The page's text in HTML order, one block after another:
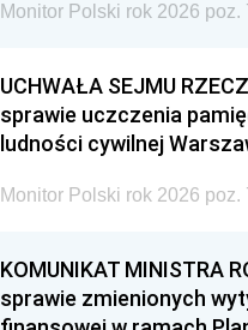
Monitor Polski rok 2026 poz.
UCHWAŁA SEJMU
sprawie uczczenia
ludności cywilnej
Monitor Polski rok 2026 poz.
KOMUNIKAT MINISTRA
sprawie zmienionych